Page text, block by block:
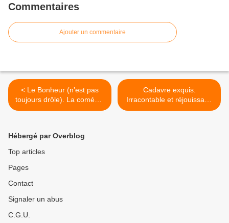
Commentaires
Ajouter un commentaire
< Le Bonheur (n’est pas
toujours drôle). La comédie
humaine de Fassbinder,
très contemporains.
Cadavre exquis.
Irracontable et réjouissant.
>
Hébergé par Overblog
Top articles
Pages
Contact
Signaler un abus
C.G.U.